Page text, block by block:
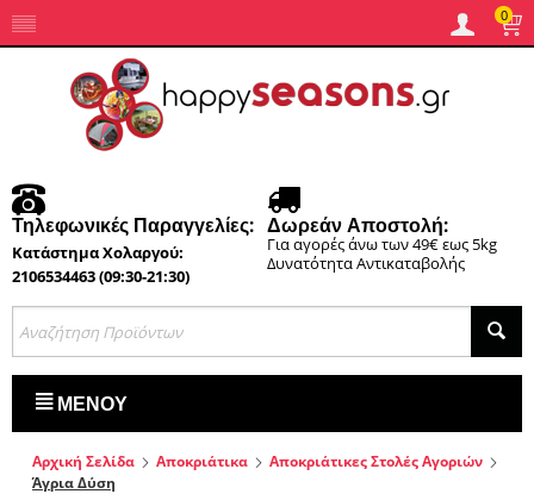
0
Τηλεφωνικές Παραγγελίες:
Κατάστημα Χολαργού:
2106534463 (09:30-21:30)
Δωρεάν Αποστολή:
Για αγορές άνω των 49€ εως 5kg
Δυνατότητα Αντικαταβολής
ΜΕΝΟΎ
Αρχική Σελίδα Αποκριάτικα
Αποκριάτικες Στολές Αγοριών
Άγρια Δύση